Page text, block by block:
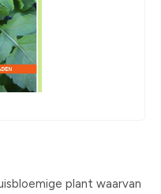
plant waarvan